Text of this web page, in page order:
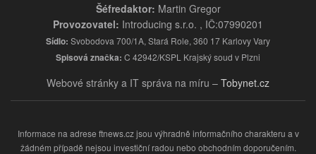
Šéfredaktor: Martin Gregor
Provozovatel: Introducing s.r.o. , IČ:07990201
Sídlo: Svobodova 700/1A, Stará Role, 360 17 Karlovy Vary
Spisová značka: C 42942/KSPL Krajský soud v Plzni
Webové stránky a IT správa na míru – Tobynet.cz
Informace na adrese ftnews.cz jsou výhradně informačního charakteru a v
žádném případě nejsou investiční radou nebo obchodním doporučením.